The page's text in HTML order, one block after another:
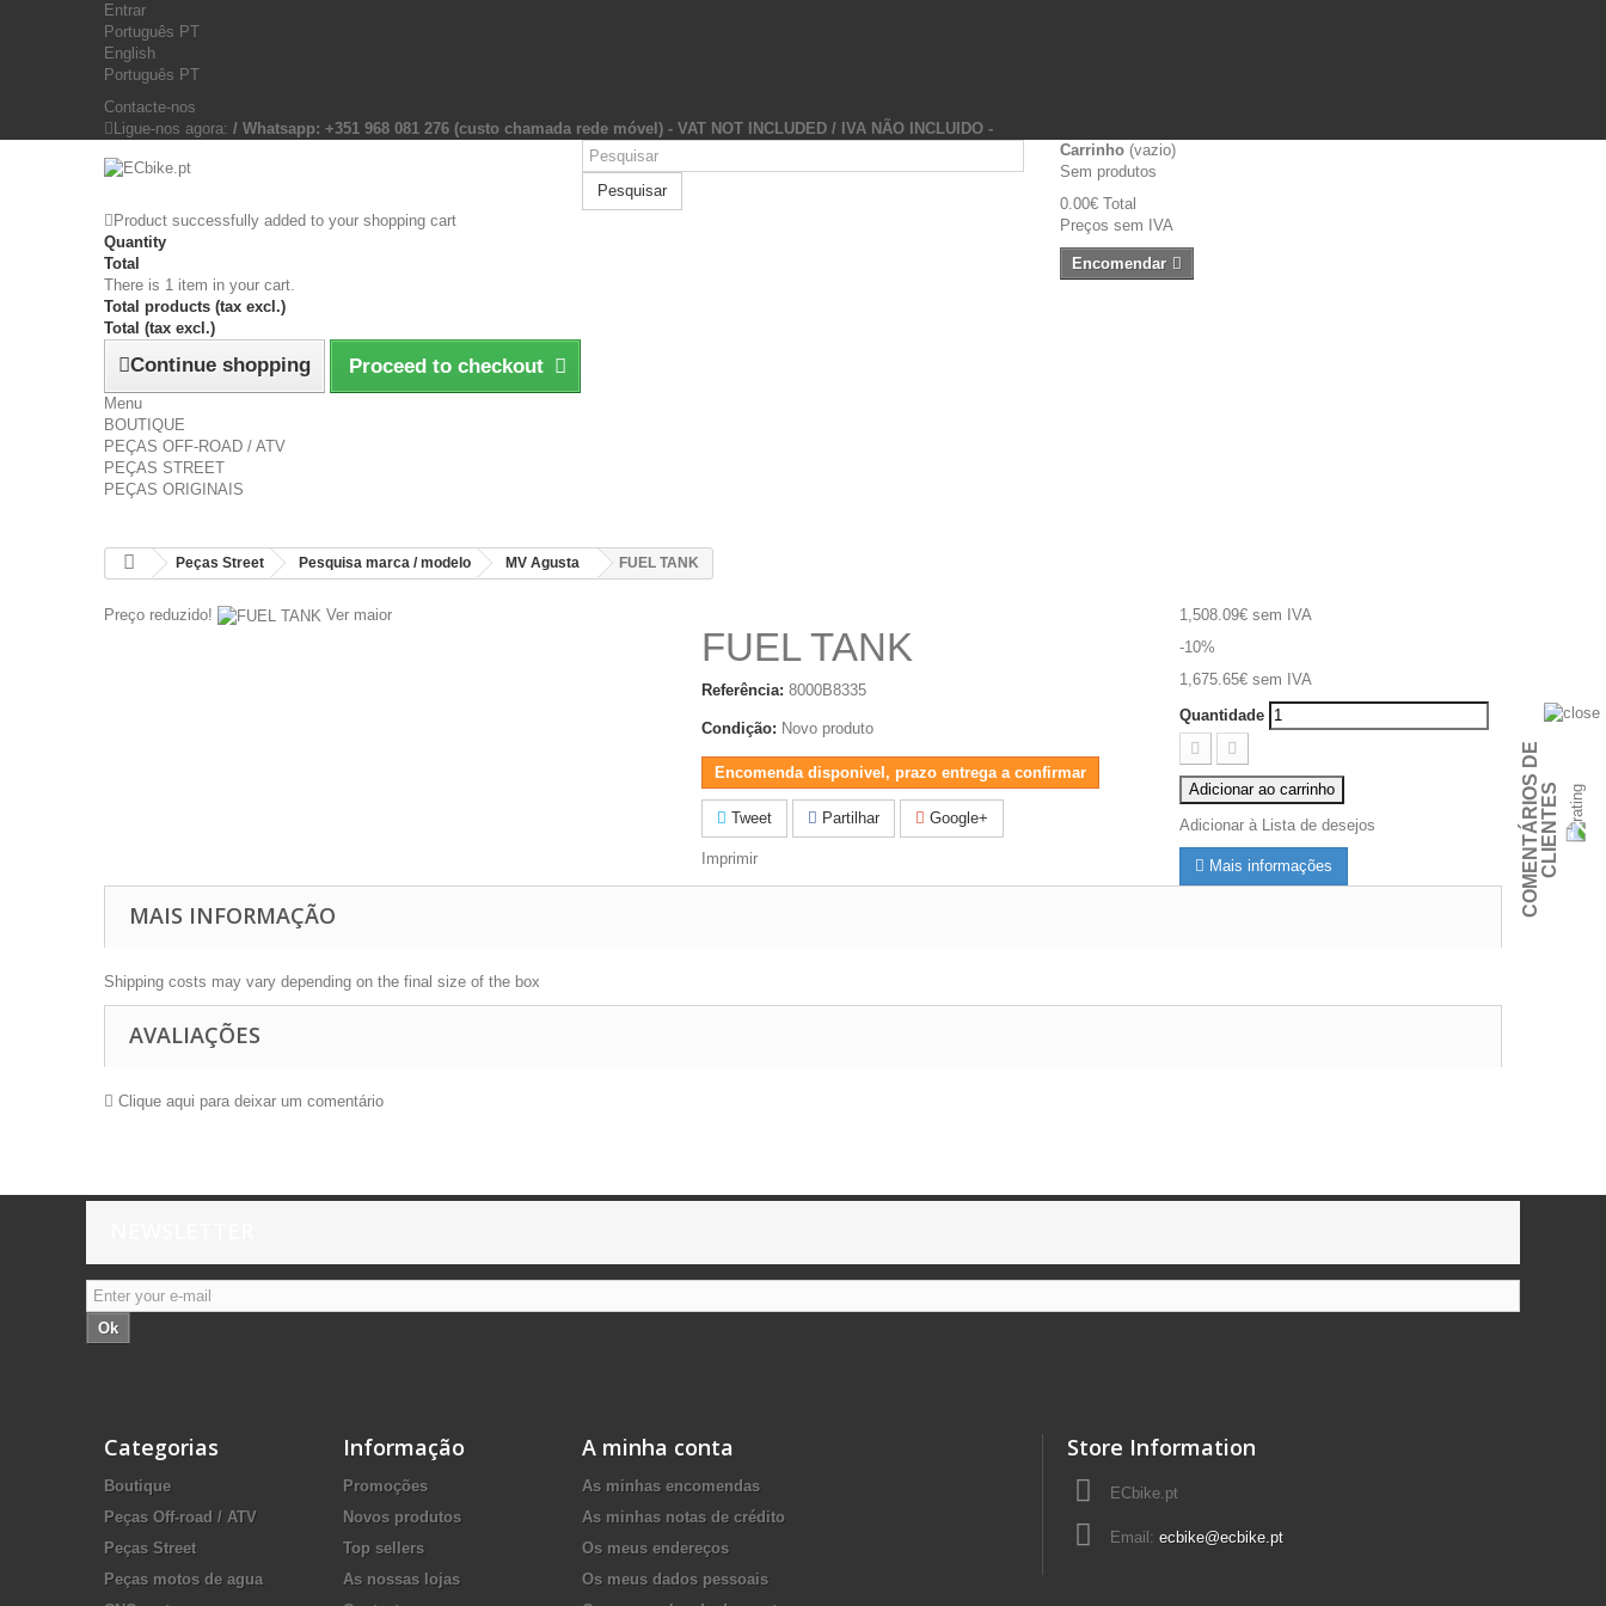
Entrar
Português PT
English
Português PT
Contacte-nos
Ligue-nos agora: / Whatsapp: +351 968 081 276 (custo chamada rede móvel) - VAT NOT INCLUDED / IVA NÃO INCLUIDO -
Pesquisar
Carrinho (vazio)
Sem produtos
0.00€ Total
Preços sem IVA
Encomendar
Product successfully added to your shopping cart
Quantity
Total
There is 1 item in your cart.
Total products (tax excl.)
Total (tax excl.)
Continue shopping Proceed to checkout
Menu
BOUTIQUE
PEÇAS OFF-ROAD / ATV
PEÇAS STREET
PEÇAS ORIGINAIS
Peças Street Pesquisa marca / modelo MV Agusta FUEL TANK
Preço reduzido! Ver maior
FUEL TANK
Referência: 8000B8335
Condição: Novo produto
Encomenda disponivel, prazo entrega a confirmar
Tweet Partilhar Google+
Imprimir
1,508.09€sem IVA
-10%
1,675.65€sem IVA
Quantidade
Adicionar ao carrinho
Adicionar à Lista de desejos
Mais informações
MAIS INFORMAÇÃO
Shipping costs may vary depending on the final size of the box
AVALIAÇÕES
Clique aqui para deixar um comentário
Ok
Categorias
Boutique
Peças Off-road / ATV
Peças Street
Peças motos de agua
Informação
Promoções
Novos produtos
Top sellers
As nossas lojas
A minha conta
As minhas encomendas
As minhas notas de crédito
Os meus endereços
Os meus dados pessoais
Store Information
ECbike.pt
Email: ecbike@ecbike.pt
C
O
M
E
N
T
Á
R
I
O
S
D
E
C
L
I
E
N
T
ES